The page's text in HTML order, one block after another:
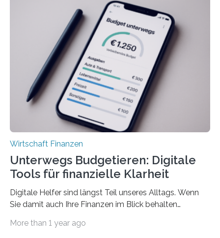
Unterkünfte fast überall deutlich teurer geworden. Für
viele Beschäftigte ist deshalb das zumeist im Juni oder
Juli ausgezahlte Urlaubsgeld ein wichtiger Faktor, um
sich den wohlverdienten Jahresurlaub leisten zu
können. Allerdings erhält mit 44 Prozent noch nicht
einmal die Hälfte aller Beschäftigten in der
Privatwirtschaft Urlaubsgeld. Zu diesem…
Wirtschaft Finanzen
Unterwegs Budgetieren: Digitale
Tools für finanzielle Klarheit
Digitale Helfer sind längst Teil unseres Alltags. Wenn
Sie damit auch Ihre Finanzen im Blick behalten
die genau das ermöglichen: Sie helfen Ihnen, Ausgaben
More than 1 year ago